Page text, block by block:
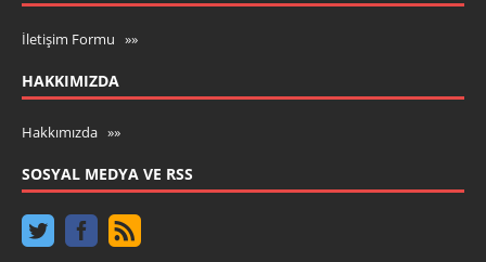
İletişim Formu »»
HAKKIMIZDA
Hakkımızda »»
SOSYAL MEDYA VE RSS